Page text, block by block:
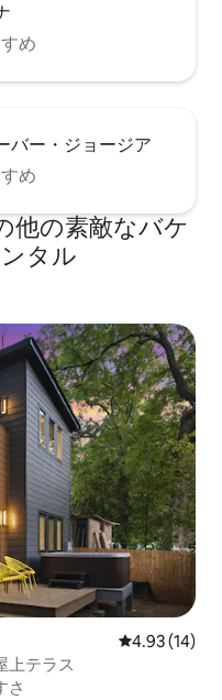
め
バー・ジョージア
め
他の素敵なバケ
タル
レビュー14
4.93 (14)
上テラス
さ